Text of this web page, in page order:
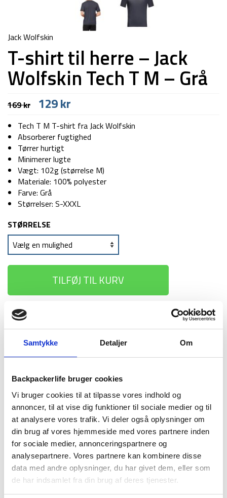
Samtykke Detaljer Om
Backpackerlife bruger cookies
Vi bruger cookies til at tilpasse vores indhold og
annoncer, til at vise dig funktioner til sociale medier og til
at analysere vores trafik. Vi deler også oplysninger om
din brug af vores hjemmeside med vores partnere inden
for sociale medier, annonceringspartnere og
analysepartnere. Vores partnere kan kombinere disse
data med andre oplysninger, du har givet dem, eller som
de har indsamlet fra din brug af deres tjenester.
Jack Wolfskin
T-shirt til herre – Jack
Wolfskin Tech T M – Grå
169kr Den
oprindelige
pris
var:
169 kr.
129kr
pris
er:
129 kr.
Tech T M T-shirt fra Jack Wolfskin
Absorberer fugtighed
Tørrer hurtigt
Minimerer lugte
Vægt: 102g (størrelse M)
Materiale: 100% polyester
Farve: Grå
Størrelser: S-XXXL
STØRRELSE
TILFØJ TIL KURV
levering
499 kr
100 dages
returret
BESKRIVELSE
YDERLIGERE INFORMATION
BRAND
FAQ
Tech T M er en funktionel T-shirt fra det kendte mærke Jack
Wolfskin. T-shirten er i et blødt materiale der transporterer
fugtighed væk fra kroppen. T-shirten tørrer også hurtigt og
mindsker ubehagelige lugte.